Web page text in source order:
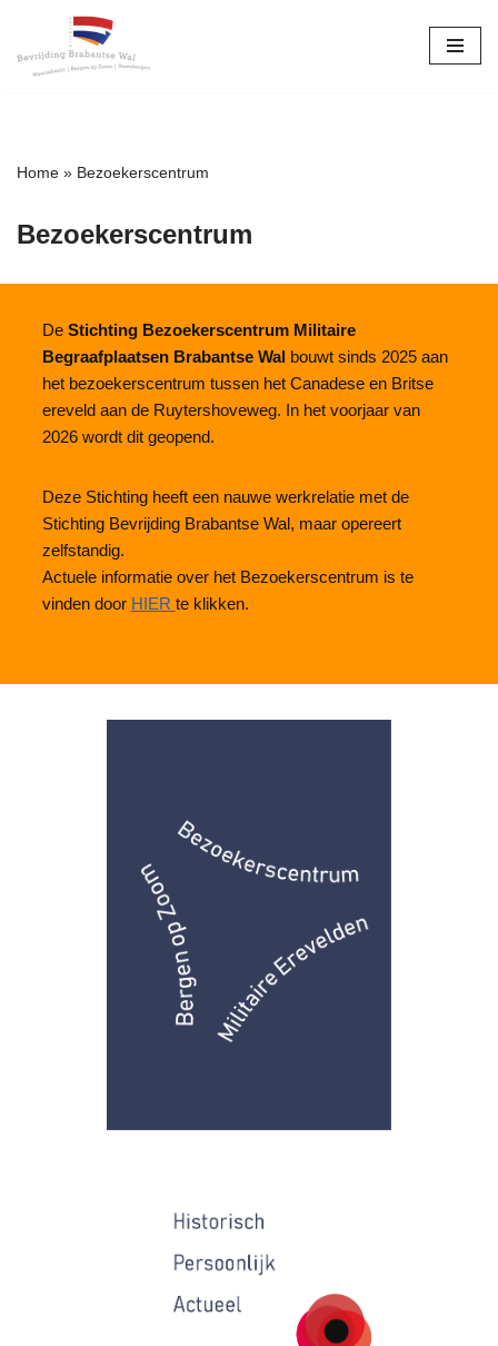
Ga
Home » Bezoekerscentrum
Bezoekerscentrum
De Stichting Bezoekerscentrum Militaire
Begraafplaatsen Brabantse Walbouwt sinds 2025 aan
het bezoekerscentrum tussen het Canadese en Britse
ereveld aan de Ruytershoveweg. In het voorjaar van
2026 wordt dit geopend.
Deze Stichting heeft een nauwe werkrelatie met de
Stichting Bevrijding Brabantse Wal, maar opereert
zelfstandig.
Actuele informatie over het Bezoekerscentrum is te
vinden door HIER te klikken.